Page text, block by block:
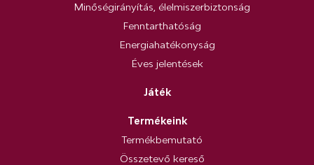
Minőségirányítás, élelmiszerbiztonság
Fenntarthatóság
Energiahatékonyság
Éves jelentések
Játék
Termékeink
Termékbemutató
Összetevő kereső